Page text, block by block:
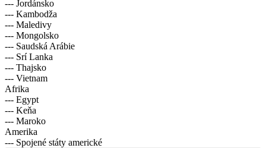
--- Jordánsko
--- Kambodža
--- Maledivy
--- Mongolsko
--- Saudská Arábie
--- Srí Lanka
--- Thajsko
--- Vietnam
Afrika
--- Egypt
--- Keňa
--- Maroko
Amerika
--- Spojené státy americké